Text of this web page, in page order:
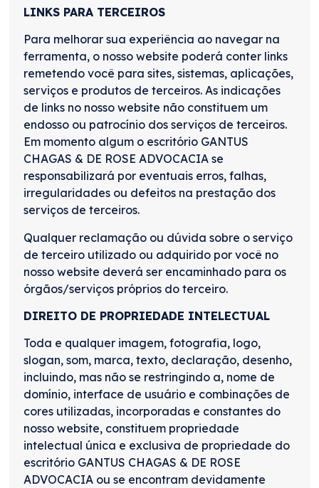
LINKS PARA TERCEIROS
Para melhorar sua experiência ao navegar na
ferramenta, o nosso website poderá conter links
remetendo você para sites, sistemas, aplicações,
serviços e produtos de terceiros. As indicações
de links no nosso website não constituem um
endosso ou patrocínio dos serviços de terceiros.
Em momento algum o escritório GANTUS
CHAGAS & DE ROSE ADVOCACIA se
responsabilizará por eventuais erros, falhas,
irregularidades ou defeitos na prestação dos
serviços de terceiros.
Qualquer reclamação ou dúvida sobre o serviço
de terceiro utilizado ou adquirido por você no
nosso website deverá ser encaminhado para os
órgãos/serviços próprios do terceiro.
DIREITO DE PROPRIEDADE INTELECTUAL
Toda e qualquer imagem, fotografia, logo,
slogan, som, marca, texto, declaração, desenho,
incluindo, mas não se restringindo a, nome de
domínio, interface de usuário e combinações de
cores utilizadas, incorporadas e constantes do
nosso website, constituem propriedade
intelectual única e exclusiva de propriedade do
escritório GANTUS CHAGAS & DE ROSE
ADVOCACIA ou se encontram devidamente